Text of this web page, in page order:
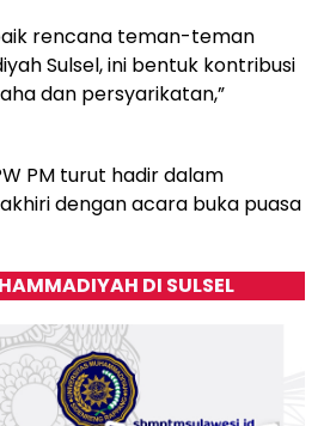
rencana teman-teman
Sulsel, ini bentuk kontribusi
dan persyarikatan,”
PM turut hadir dalam
dengan acara buka puasa
DI SULSEL